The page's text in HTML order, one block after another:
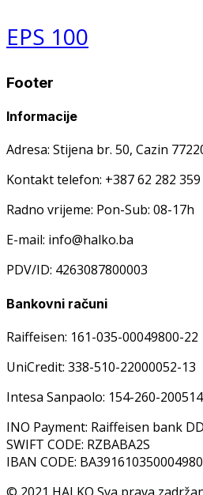
EPS 100
Footer
Informacije
Adresa: Stijena br. 50, Cazin
Kontakt telefon: +387 62 282 359
Radno vrijeme: Pon-Sub: 08-17h
E-mail: info@halko.ba
PDV/ID: 4263087800003
Bankovni računi
Raiffeisen: 161-035-00049800-22
UniCredit: 338-510-22000052-13
Intesa Sanpaolo: 154-260-
INO Payment: Raiffeisen bank
SWIFT CODE: RZBABA2S
IBAN CODE: